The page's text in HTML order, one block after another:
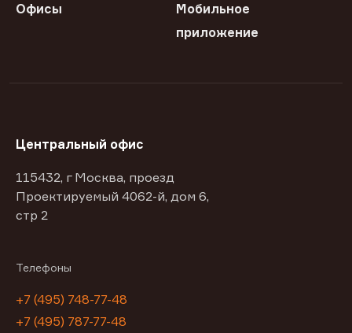
Офисы
Мобильное
приложение
Центральный офис
115432, г Москва, проезд
Проектируемый 4062-й, дом 6,
стр 2
Телефоны
+7 (495) 748-77-48
+7 (495) 787-77-48